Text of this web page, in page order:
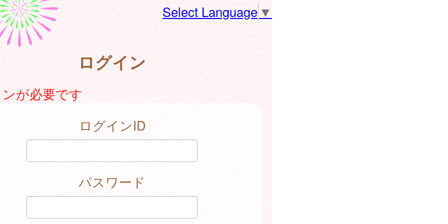
Select Language ▼
ログイン
が必要です
ログインID
パスワード